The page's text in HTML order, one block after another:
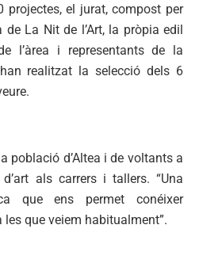
projectes, el jurat, compost per
de La Nit de l’Art, la pròpia edil
l’àrea i representants de la
realitzat la selecció dels 6
població d’Altea i de voltants a
als carrers i tallers. “Una
que ens permet conéixer
que veiem habitualment”.